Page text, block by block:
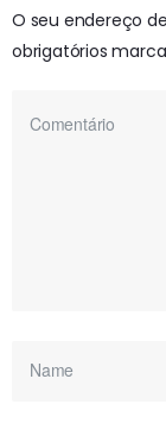
O seu endereço
obrigatórios